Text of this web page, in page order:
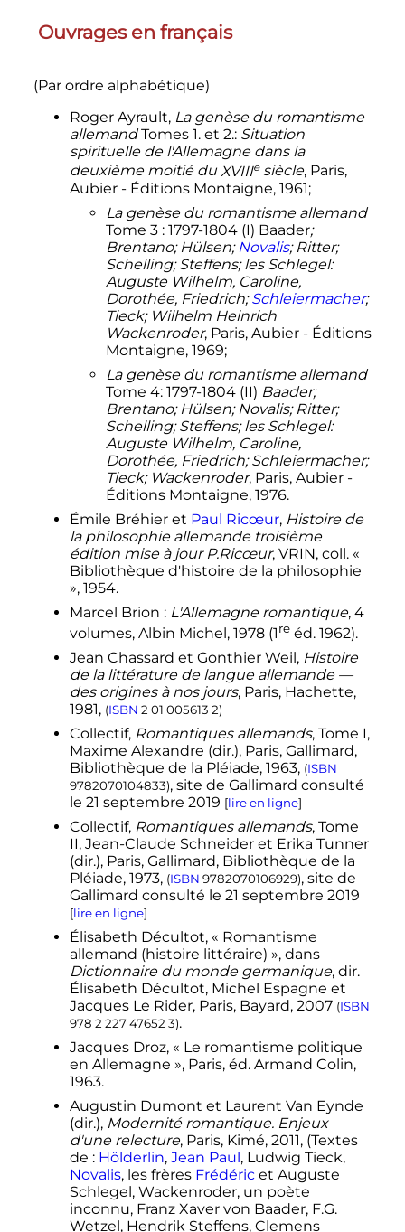
https://www.cairn.info/revue-
annales-historiques-de-la-
243.htm
Jean Chassard et Gonthier Weil,
p. 137-138
↑J. Chassard / G. Weil,p. 133 et 137-
138.
↑Émile Bréhier etPaul Ricœur,
Histoire de la philosophie
allemande troisième édition mise à
jour P.Ricœur, VRIN,
coll. « Bibliothèque d'histoire de la
philosophie »,1954,p. 103 .
Dictionnaire du monde
germanique, dir. É. Décultot, M.
Espagne et J. Le Rider, entrée
Inconscient romantique
de Jacques Fabry, Paris, Bayard,
2007(ISBN978 2 227 47652 3).
34Henri et Madeleine Vermorel,
dansDictionnaire international de la
psychanalyse(dir.: A. de Mijolla),
entrée « romantisme allemand et
psychanalyse », Paris, Hachette
Littératures, coll. « Grand Pluriel
↑Il s'agit du texte de Thomas Mann
(1929) «La place de Freud dans
l'histoire de la pensée moderne»,
trad. franç. 1970. Bilingue Aubier -
Madeleine Vermorel, « Les relations
de Sigmund Freud et de Thomas
Mann ou la reconnaissance par
Freud de sa dette envers la pensée
romantique allemande » dans:
Henri Vermorel, Anne Clancier,
Madeleine Vermorel,
Judéité, lumières et romantisme ,
Lausanne (Switzerland) - Paris,
Delachaud et Nietslé S.A., 1995,
p. 337.
↑ Élisabeth Roudinescofait
également allusion à ce jugement
de Thomas Mann en1929dans sa
traduction française de1970chez
Aubier-Flammarion, par rapport au
surréalismeen France :« Dans sa
forme française, le surréalisme porte
le blason d'un romantisme devenu
scientifique »(É. Roudinesco,
Histoire de la psychanalyse en
France. 2 1925-1985, Paris, Fayard,
1994,p. 28Note 17p. 707.
↑J. Chassard et G. Weil,
la littérature de langue allemande —
des origines à nos jours , Paris,
Hachette, 1981,
136
↑ catalogue expositionL'Âge d'or du
romantisme allemand - Aquarelles
et dessins à l'époque de Goethe,
Musée de la vie romantique, Paris,
2008
Ouvrages en français
(Par ordre alphabétique)
Roger Ayrault, La genèse du romantisme
allemandTomes 1. et 2.: Situation
spirituelle de l'Allemagne dans la
deuxième moitié du XVIIIe siècle, Paris,
Aubier - Éditions Montaigne, 1961;
La genèse du romantisme allemand
Tome 3 : 1797-1804 (I) Baader;
Brentano; Hülsen; Novalis; Ritter;
Schelling; Steffens; les Schlegel:
Auguste Wilhelm, Caroline,
Dorothée, Friedrich;Schleiermacher;
Tieck; Wilhelm Heinrich
Wackenroder, Paris, Aubier - Éditions
Montaigne, 1969;
La genèse du romantisme allemand
Tome 4: 1797-1804 (II) Baader;
Brentano; Hülsen; Novalis; Ritter;
Schelling; Steffens; les Schlegel:
Auguste Wilhelm, Caroline,
Dorothée, Friedrich; Schleiermacher;
Tieck; Wackenroder, Paris, Aubier -
Éditions Montaigne, 1976.
Émile Bréhier et Paul Ricœur, Histoire de
la philosophie allemande troisième
édition mise à jour P.Ricœur, VRIN, coll.«
Bibliothèque d'histoire de la philosophie
», 1954.
Marcel Brion : L'Allemagne romantique, 4
volumes, Albin Michel, 1978 (1reéd. 1962).
Jean Chassard et Gonthier Weil, Histoire
de la littérature de langue allemande —
des origines à nos jours, Paris, Hachette,
1981, (ISBN 2 01 005613 2)
Collectif, Romantiques allemands, Tome I,
Maxime Alexandre (dir.), Paris, Gallimard,
Bibliothèque de la Pléiade, 1963, (ISBN
9782070104833), site de Gallimard consulté
le 21 septembre 2019 [lire en ligne]
Collectif, Romantiques allemands, Tome
II, Jean-Claude Schneider et Erika Tunner
(dir.), Paris, Gallimard, Bibliothèque de la
Pléiade, 1973, (ISBN 9782070106929), site de
Gallimard consulté le 21 septembre 2019
[lire en ligne]
Élisabeth Décultot, « Romantisme
allemand (histoire littéraire) », dans
Dictionnaire du monde germanique, dir.
Élisabeth Décultot, Michel Espagne et
Jacques Le Rider, Paris, Bayard, 2007 (ISBN
978 2 227 47652 3).
Jacques Droz, « Le romantisme politique
en Allemagne », Paris, éd. Armand Colin,
1963.
Augustin Dumont et Laurent Van Eynde
(dir.), Modernité romantique. Enjeux
d'une relecture, Paris, Kimé, 2011, (Textes
de : Hölderlin, Jean Paul, Ludwig Tieck,
Novalis, les frères Frédéricet Auguste
Schlegel, Wackenroder, un poète
inconnu, Franz Xaver von Baader, F.G.
Wetzel, Hendrik Steffens, Clemens